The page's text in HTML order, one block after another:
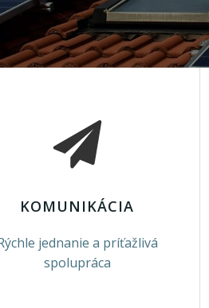
KOMUNIKÁCIA
jednanie a príťažlivá
spolupráca